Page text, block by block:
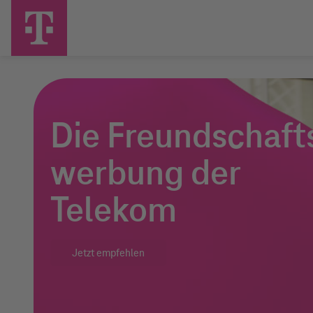
Telekom
Die
werbung der
Telekom
Jetzt empfehlen